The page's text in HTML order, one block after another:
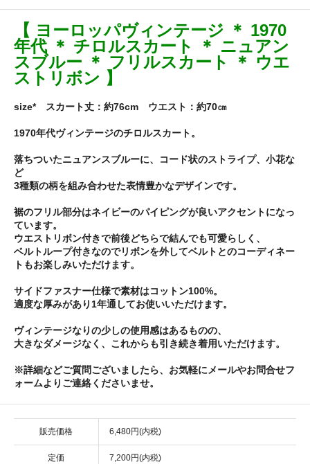
【 ヨーロッパヴィンテージ ＊ 1970
年代 ＊ チロルスカート ＊ ニュアン
スブルー ＊ フリルスカート ＊ ウエ
ストリボン 】
size* スカート丈：約76cm ウエスト：約70㎝
1970年代ヴィンテージのチロルスカート。
落ちついたニュアンスブルーに、コード状のストライプ、小花な
ど
3種類の柄を組み合わせた表情豊かなデザインです。
裾のフリル部分はネイビーのパイピングが良いアクセントになっ
ています。
ウエストリボン付きで前後どちらで結んでも可愛らしく、
ベルトループ付きなのでリボンを外してベルトとのコーディネー
トもお楽しみいただけます。
サイドファスナー仕様で素材はコットン100%。
適度な厚みがあり1年通してお使いいただけます。
ヴィンテージなりの少しの使用感はあるものの、
大きなダメージなく、これからも引き続き着用いただけます。
※詳細などご質問ございましたら、お気軽にメールやお問合せフ
ォームよりご連絡くださいませ。
販売価格 6,480円(内税)
定価 7,200円(内税)